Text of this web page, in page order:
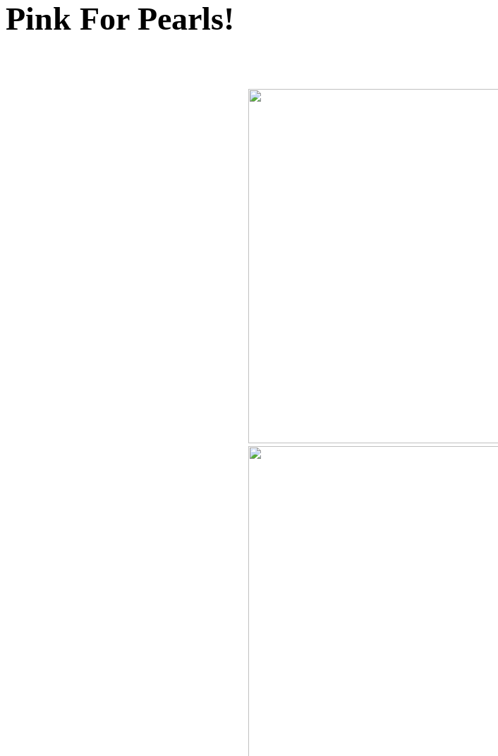
Pink For Pearls!